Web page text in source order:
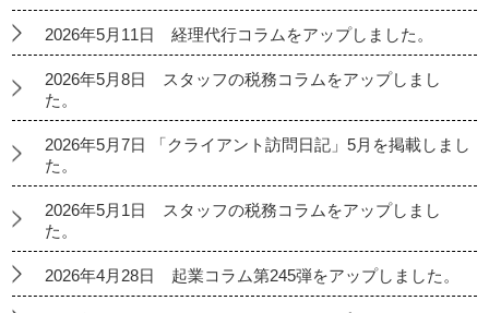
2026年5月11日 経理代行コラムをアップしました。
2026年5月8日 スタッフの税務コラムをアップしまし
た。
2026年5月7日 「クライアント訪問日記」5月を掲載しまし
た。
2026年5月1日 スタッフの税務コラムをアップしまし
た。
2026年4月28日 起業コラム第245弾をアップしました。